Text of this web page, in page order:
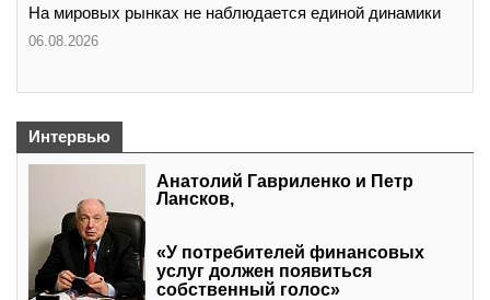
На мировых рынках не наблюдается единой динамики
06.08.2026
Интервью
Анатолий Гавриленко и Петр
Лансков,
«У потребителей финансовых
услуг должен появиться
собственный голос»